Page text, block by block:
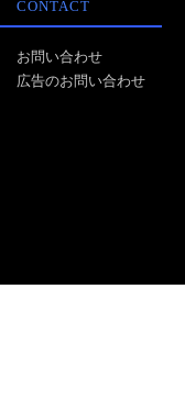
CONTACT
お問い合わせ
広告のお問い合わせ